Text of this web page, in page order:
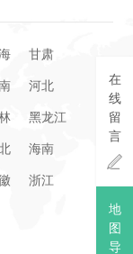
在
线
留
言

地
图
导
甘肃
河北
黑龙江
海南
浙江